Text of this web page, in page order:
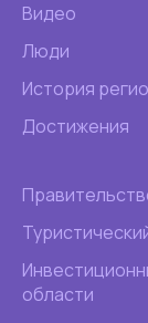
Видео
Люди
История
Достижения
области